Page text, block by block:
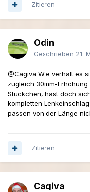
Zitieren
Odin
Geschrieben 21.
@Cagiva Wie verhält es
zugleich 30mm-
Stückchen, hast doch
kompletten
passen von der Länge
Zitieren
Cagiva